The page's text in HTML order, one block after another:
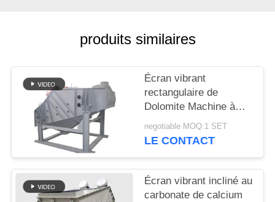
PLAN
DU
SITE
PRIVACY
POLICY
produits similaires
Écran vibrant
rectangulaire de
Dolomite Machine à
écran de probabilité
Sieve Mogensen
negotiable MOQ:1 SET
LE CONTACT
Écran vibrant incliné au
carbonate de calcium